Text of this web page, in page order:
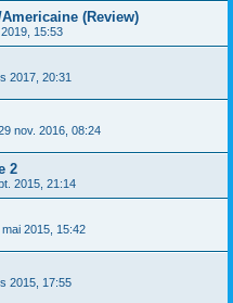
(Review)
15:53
2017, 20:31
nov. 2016, 08:24
2
2015, 21:14
mai 2015, 15:42
2015, 17:55